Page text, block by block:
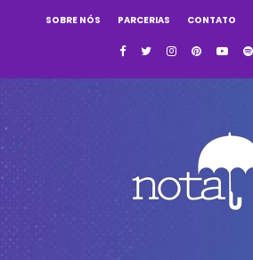
SOBRE NÓS PARCERIAS CONTATO